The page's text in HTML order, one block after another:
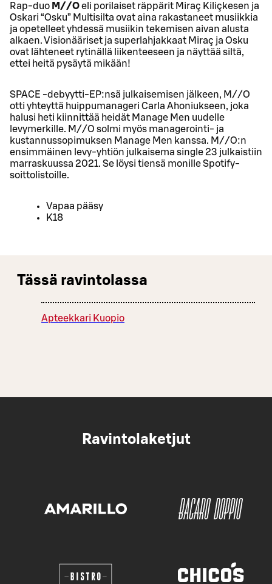
Rap-duo M//Oeli porilaiset räppärit Miraç Kiliçkesen ja
Oskari “Osku” Multisilta ovat aina rakastaneet musiikkia
ja opetelleet yhdessä musiikin tekemisen aivan alusta
alkaen. Visionääriset ja superlahjakkaat Miraç ja Osku
ovat lähteneet rytinällä liikenteeseen ja näyttää siltä,
ettei heitä pysäytä mikään!
SPACE -debyytti-EP:nsä julkaisemisen jälkeen, M//O
otti yhteyttä huippumanageri Carla Ahoniukseen, joka
halusi heti kiinnittää heidät Manage Men uudelle
levymerkille. M//O solmi myös managerointi- ja
kustannussopimuksen Manage Men kanssa. M//O:n
ensimmäinen levy-yhtiön julkaisema single 23 julkaistiin
marraskuussa 2021. Se löysi tiensä monille Spotify-
soittolistoille.
Vapaa pääsy
K18
Tässä ravintolassa
Apteekkari Kuopio
Ravintolaketjut